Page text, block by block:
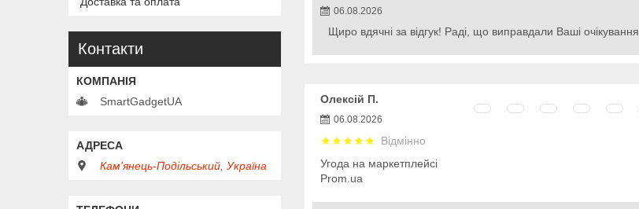
06.08.2026
Щиро вдячні за відгук! Раді, що виправдали Ваші очікування.
Олексій П.
06.08.2026
Відмінно
Угода на маркетплейсі
Prom.ua
Контакти
SmartGadgetUA
Кам'янець-Подільський, Україна